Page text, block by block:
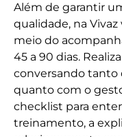
Além de garantir
qualidade, na Vivaz
meio do
45 a 90 dias.
conversando tanto
quanto com o
checklist para
treinamento, a